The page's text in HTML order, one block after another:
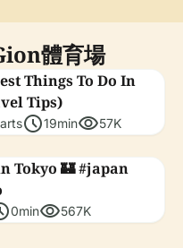
體育場
Things To Do In
Tips)
schedule19minvisibility57K
Tokyo 🏰 #japan
0minvisibility567K